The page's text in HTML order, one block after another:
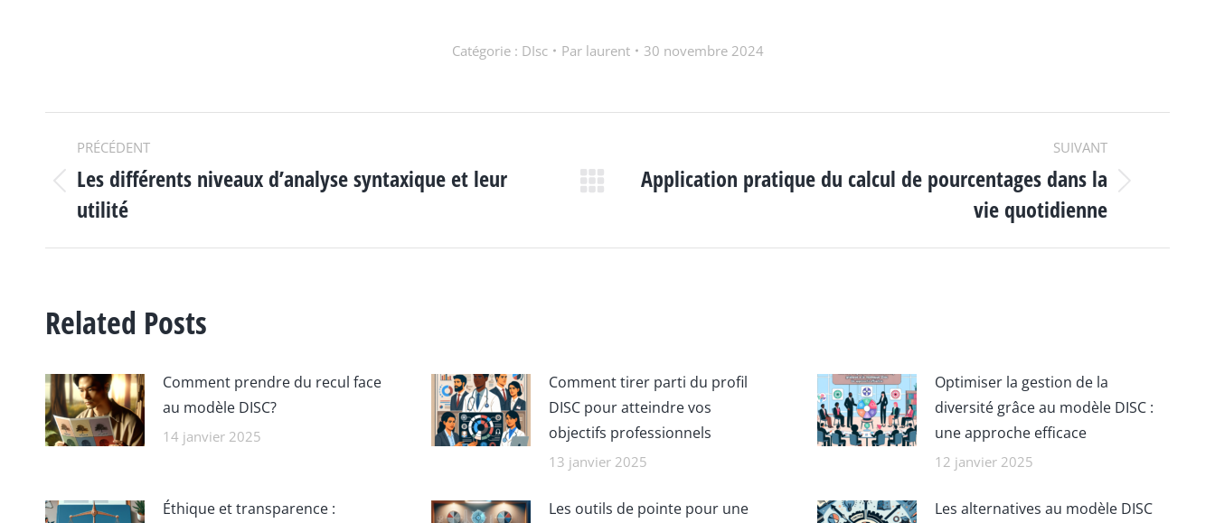
Catégorie : DIsc Par laurent 30 novembre 2024
NAVIGATION
ARTICLE
PRÉCÉDENT
Article
précédent
:
Les différents niveaux d’analyse syntaxique et leur
utilité
SUIVANT
Article
:
Application pratique du calcul de pourcentages dans la
vie quotidienne
Related Posts
Comment prendre du recul face
au modèle DISC?
14 janvier 2025
Comment tirer parti du profil
DISC pour atteindre vos
objectifs professionnels
13 janvier 2025
Optimiser la gestion de la
diversité grâce au modèle DISC :
une approche efficace
12 janvier 2025
Éthique et transparence :
Les outils de pointe pour une
Les alternatives au modèle DISC